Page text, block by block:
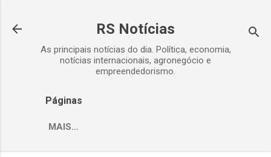
RS Notícias
As principais notícias do dia. Política, economia,
notícias internacionais, agronegócio e
empreendedorismo.
Páginas
MAIS…